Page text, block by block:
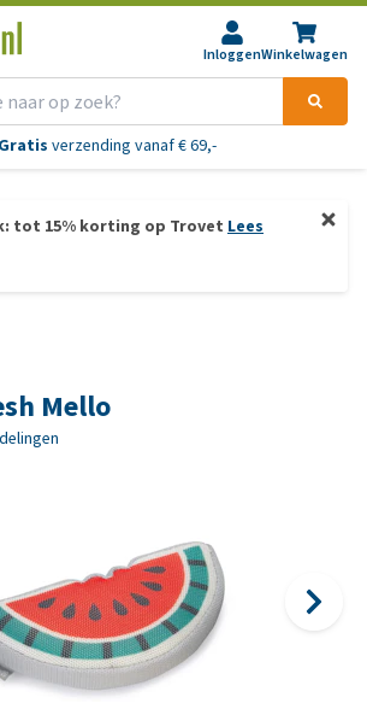
InloggenWinkelwagen
Gratis verzending vanaf € 69,-
tot 15% korting op Trovet Lees
Mello